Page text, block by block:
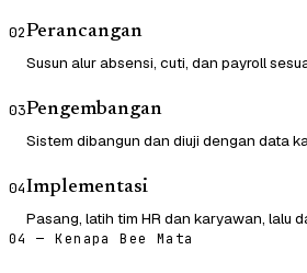
02Perancangan
Susun alur absensi, cuti, dan payroll
03Pengembangan
Sistem dibangun dan diuji dengan data
04Implementasi
Pasang, latih tim HR dan karyawan, lalu
04 — Kenapa Bee Mata